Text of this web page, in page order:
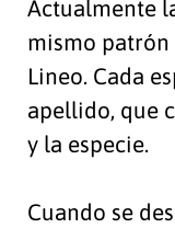
Actualmente
mismo
Lineo. Cada
apellido, que
y la especie.
Cuando se